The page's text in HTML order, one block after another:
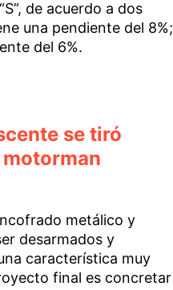
de acuerdo a dos
una pendiente del 8%;
del 6%.
se tiró
metálico y
desarmados y
característica muy
final es concretar